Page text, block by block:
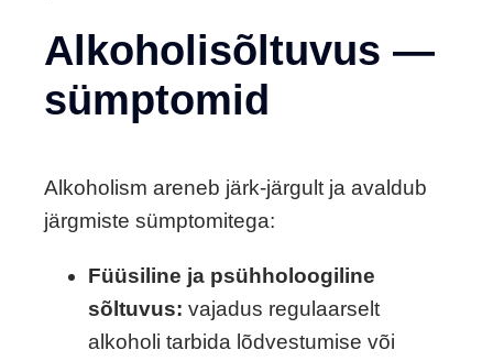
Alkoholisõltuvus —
sümptomid
Alkoholism areneb järk-järgult ja avaldub
järgmiste sümptomitega:
Füüsiline ja psühholoogiline
sõltuvus: vajadus regulaarselt
alkoholi tarbida lõdvestumise või